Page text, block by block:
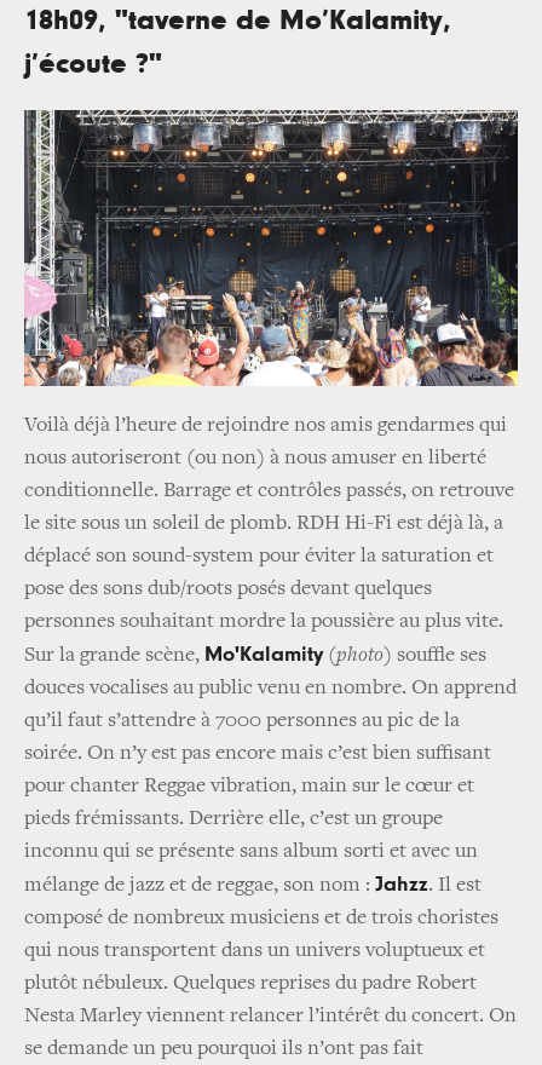
18h09, "taverne de Mo’Kalamity,
j’écoute ?"
Voilà déjà l’heure de rejoindre nos amis gendarmes qui
nous autoriseront (ou non) à nous amuser en liberté
conditionnelle. Barrage et contrôles passés, on retrouve
le site sous un soleil de plomb. RDH Hi-Fi est déjà là, a
déplacé son sound-system pour éviter la saturation et
pose des sons dub/roots posés devant quelques
personnes souhaitant mordre la poussière au plus vite.
Sur la grande scène, Mo'Kalamity(photo) souffle ses
douces vocalises au public venu en nombre. On apprend
qu’il faut s’attendre à 7000 personnes au pic de la
soirée. On n’y est pas encore mais c’est bien suffisant
pour chanter Reggae vibration, main sur le cœur et
pieds frémissants. Derrière elle, c’est un groupe
inconnu qui se présente sans album sorti et avec un
mélange de jazz et de reggae, son nom : Jahzz. Il est
composé de nombreux musiciens et de trois choristes
qui nous transportent dans un univers voluptueux et
plutôt nébuleux. Quelques reprises du padre Robert
Nesta Marley viennent relancer l’intérêt du concert. On
se demande un peu pourquoi ils n’ont pas fait